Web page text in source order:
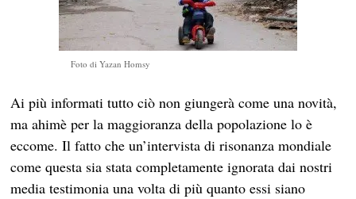
Foto di Yazan Homsy
Ai più informati tutto ciò non giungerà come una novità,
ma ahimè per la maggioranza della popolazione lo è
eccome. Il fatto che un’intervista di risonanza mondiale
come questa sia stata completamente ignorata dai nostri
media testimonia una volta di più quanto essi siano